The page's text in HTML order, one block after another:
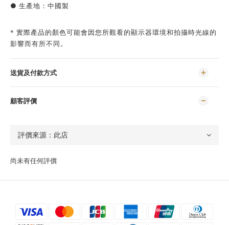
● 生產地：中國製
* 實際產品的顏色可能會因您所觀看的顯示器環境和拍攝時光線的
影響而有所不同。
送貨及付款方式
顧客評價
尚未有任何評價